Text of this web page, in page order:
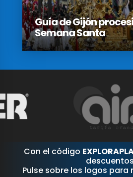
Guía de Gijón
Semana Santa
Con el código
Pulse sobre los logos